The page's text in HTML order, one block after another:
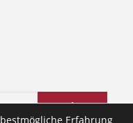
Suchen
Erfahrung